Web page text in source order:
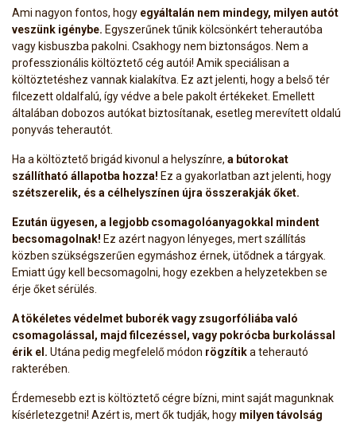
Ami nagyon fontos, hogy egyáltalán nem mindegy, milyen autót
veszünk igénybe. Egyszerűnek tűnik kölcsönkért teherautóba
vagy kisbuszba pakolni. Csakhogy nem biztonságos. Nem a
professzionális költöztető cég autói! Amik speciálisan a
költöztetéshez vannak kialakítva. Ez azt jelenti, hogy a belső tér
filcezett oldalfalú, így védve a bele pakolt értékeket. Emellett
általában dobozos autókat biztosítanak, esetleg merevített oldalú
ponyvás teherautót.
Ha a költöztető brigád kivonul a helyszínre, a bútorokat
szállítható állapotba hozza! Ez a gyakorlatban azt jelenti, hogy
szétszerelik, és a célhelyszínen újra összerakják őket.
Ezután ügyesen, a legjobb csomagolóanyagokkal mindent
becsomagolnak! Ez azért nagyon lényeges, mert szállítás
közben szükségszerűen egymáshoz érnek, ütődnek a tárgyak.
Emiatt úgy kell becsomagolni, hogy ezekben a helyzetekben se
érje őket sérülés.
A tökéletes védelmet buborék vagy zsugorfóliába való
csomagolással, majd filcezéssel, vagy pokrócba burkolással
érik el. Utána pedig megfelelő módon rögzítika teherautó
rakterében.
Érdemesebb ezt is költöztető cégre bízni, mint saját magunknak
kísérletezgetni! Azért is, mert ők tudják, hogy milyen távolság